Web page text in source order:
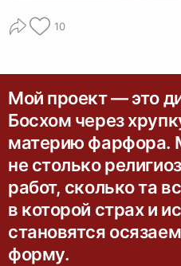
10
Мой проект — это
Босхом через
материю фарфора.
не столько
работ, сколько та
в которой страх и
становятся
форму.